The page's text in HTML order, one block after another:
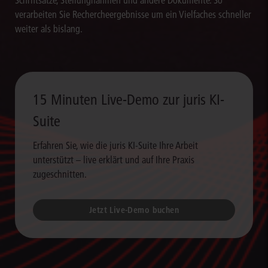
verarbeiten Sie Rechercheergebnisse um ein Vielfaches schneller
weiter als bislang.
15 Minuten Live-Demo zur juris KI-
Suite
Erfahren Sie, wie die juris KI-Suite Ihre Arbeit
unterstützt – live erklärt und auf Ihre Praxis
zugeschnitten.
Jetzt Live-Demo buchen